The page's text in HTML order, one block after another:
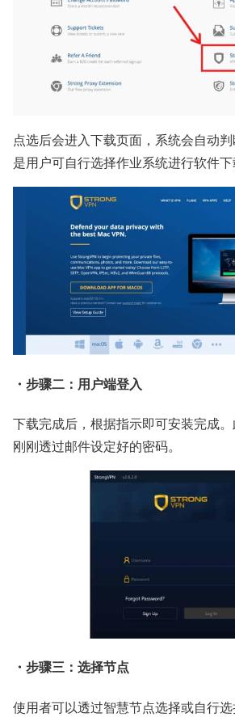
点选后会进入下载页面，系统会自动
是用户可自行选择作业系统进行软件下
・步骤二：用户端登入
下载完成后，根据指示即可安装完成
刚刚透过邮件设定好的密码。
・步骤三：选择节点
使用者可以透过智慧节点选择或自行